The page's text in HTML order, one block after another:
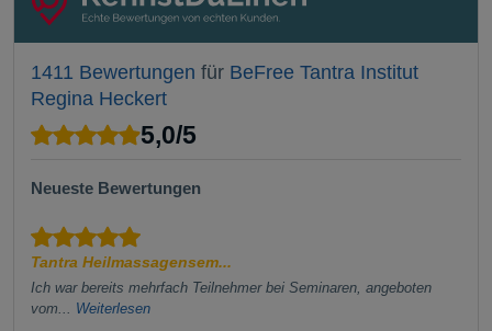
1411 Bewertungen für BeFree Tantra Institut
Regina Heckert
5,0/5
Neueste Bewertungen
Tantra Heilmassagensem...
Ich war bereits mehrfach Teilnehmer bei Seminaren, angeboten
vom... Weiterlesen